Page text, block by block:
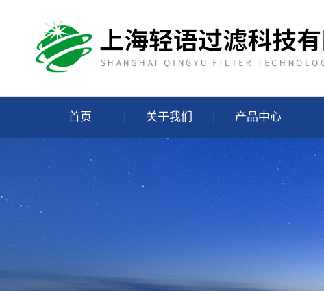
首页 关于我们 产品中心